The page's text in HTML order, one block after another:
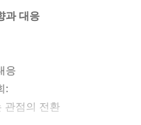
과 대응
응
:
관점의 전환